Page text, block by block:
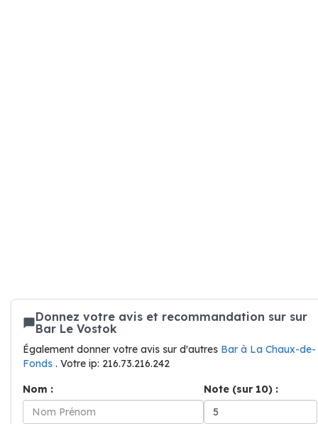
Donnez votre avis et recommandation sur sur
Bar Le Vostok
Également donner votre avis sur d'autres Bar à La Chaux-de-
Fonds . Votre ip: 216.73.216.242
Nom :
Note (sur 10) :